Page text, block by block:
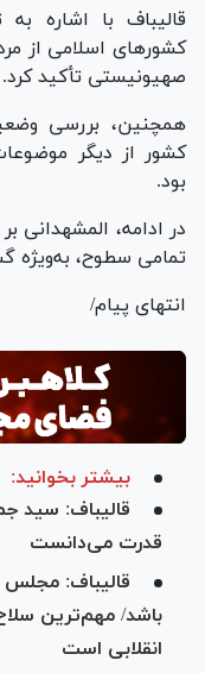
قالیباف با اشاره
کشور‌های اسلامی از
صهیونیستی تأکید کرد.
همچنین، بررسی
کشور از دیگر
بود.
در ادامه، المشهدانی
تمامی سطوح، به‌ویژه
انتهای پیام/
بیشتر بخوانید:
قالیباف: سید
قدرت می‌دانست
قالیباف: مجلس
باشد/ مهم‌ترین
انقلابی است